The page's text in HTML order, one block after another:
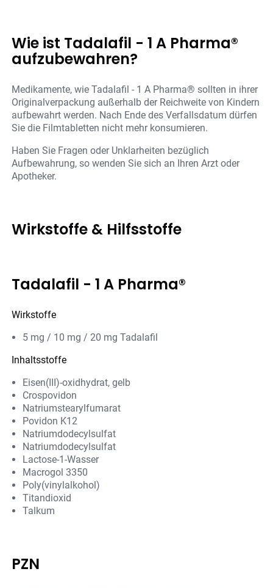
Wie ist Tadalafil - 1 A Pharma®
aufzubewahren?
Medikamente, wie Tadalafil - 1 A Pharma® sollten in ihrer
Originalverpackung außerhalb der Reichweite von Kindern
aufbewahrt werden. Nach Ende des Verfallsdatum dürfen
Sie die Filmtabletten nicht mehr konsumieren.
Haben Sie Fragen oder Unklarheiten bezüglich
Aufbewahrung, so wenden Sie sich an Ihren Arzt oder
Apotheker.
Wirkstoffe & Hilfsstoffe
Tadalafil - 1 A Pharma®
Wirkstoffe
5 mg / 10 mg / 20 mg Tadalafil
Inhaltsstoffe
Eisen(III)-oxidhydrat, gelb
Crospovidon
Natriumstearylfumarat
Povidon K12
Natriumdodecylsulfat
Natriumdodecylsulfat
Lactose-1-Wasser
Macrogol 3350
Poly(vinylalkohol)
Titandioxid
Talkum
PZN